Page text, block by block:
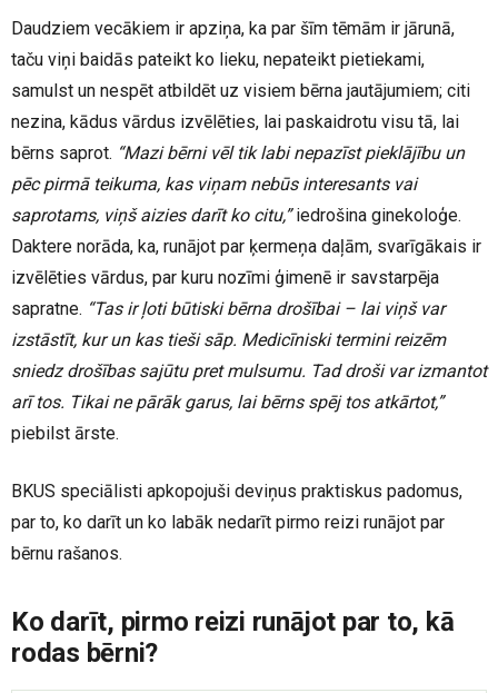
Daudziem vecākiem ir apziņa, ka par šīm tēmām ir jārunā,
taču viņi baidās pateikt ko lieku, nepateikt pietiekami,
samulst un nespēt atbildēt uz visiem bērna jautājumiem; citi
nezina, kādus vārdus izvēlēties, lai paskaidrotu visu tā, lai
bērns saprot. “Mazi bērni vēl tik labi nepazīst pieklājību un
pēc pirmā teikuma, kas viņam nebūs interesants vai
saprotams, viņš aizies darīt ko citu,”iedrošina ginekoloģe.
Daktere norāda, ka, runājot par ķermeņa daļām, svarīgākais ir
izvēlēties vārdus, par kuru nozīmi ģimenē ir savstarpēja
sapratne. “Tas ir ļoti būtiski bērna drošībai – lai viņš var
izstāstīt, kur un kas tieši sāp. Medicīniski termini reizēm
sniedz drošības sajūtu pret mulsumu. Tad droši var izmantot
arī tos. Tikai ne pārāk garus, lai bērns spēj tos atkārtot,”
piebilst ārste.
BKUS speciālisti apkopojuši deviņus praktiskus padomus,
par to, ko darīt un ko labāk nedarīt pirmo reizi runājot par
bērnu rašanos.
Ko darīt, pirmo reizi runājot par to, kā
rodas bērni?